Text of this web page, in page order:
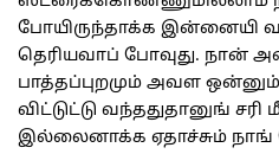
போயிருந்தாக்க இன்னையி
தெரியவாப் போவுது. நான்
பாத்தப்புறமும் அவள
விட்டுட்டு வந்ததுதானுங் சரி
இல்லைனாக்க ஏதாச்சும் நாங்